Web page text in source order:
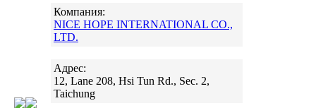
Компания:
NICE HOPE INTERNATIONAL CO.,
LTD.
Адрес:
12, Lane 208, Hsi Tun Rd., Sec. 2,
Taichung